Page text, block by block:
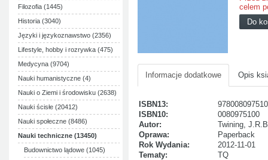
Filozofia (1445)
Historia (3040)
Języki i językoznawstwo (2356)
Lifestyle, hobby i rozrywka (475)
Medycyna (9704)
Nauki humanistyczne (4)
Nauki o Ziemi i środowisku (2638)
Nauki ścisłe (20412)
Nauki społeczne (8486)
Nauki techniczne (13450)
Budownictwo lądowe (1045)
celem
Informacje dodatkowe Opis
ISBN13:
ISBN10:
0080975100
Autor:
Twining,
Oprawa:
Paperback
Rok Wydania:
2012-11-01
Tematy:
TQ